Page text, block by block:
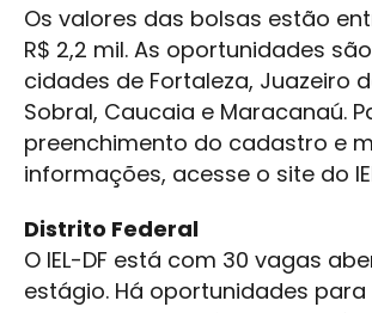
Os valores das bolsas estão
R$ 2,2 mil. As oportunidades
cidades de Fortaleza, Juazeiro
Sobral, Caucaia e Maracanaú.
preenchimento do cadastro e
informações, acesse o site do
Distrito Federal
O IEL-DF está com 30 vagas
estágio. Há oportunidades